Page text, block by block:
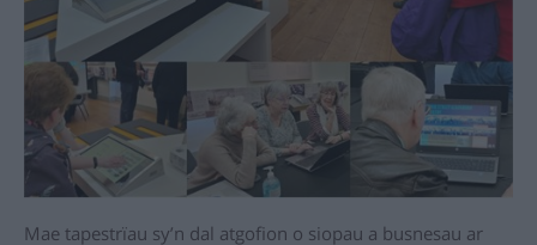
Mae tapestrïau sy’n dal atgofion o siopau a busnesau ar